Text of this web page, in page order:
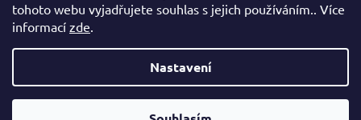
tohoto webu vyjadřujete souhlas s jejich používáním.. Více
informací zde.
Nastavení
Vážení zákazníci, v případě, že hledáte konkrétní zboží a my jej
nemáme v našem e-shopu, neváhejte nás kontaktovat a my Vám